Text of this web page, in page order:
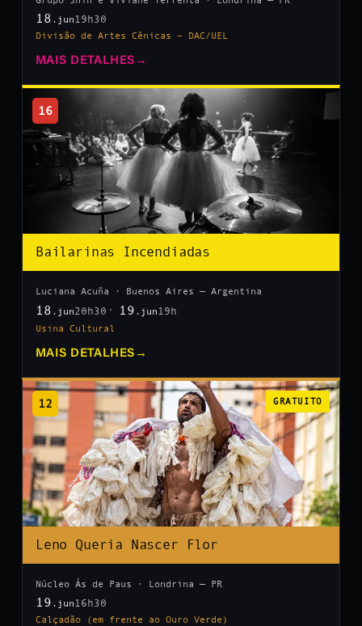
18 .jun 19h30
Divisão de Artes Cênicas – DAC/UEL
MAIS DETALHES →
16
Bailarinas Incendiadas
Luciana Acuña · Buenos Aires — Argentina
18 .jun20h30 19 .jun 19h
Usina Cultural
MAIS DETALHES →
12 GRATUITO
Leno Queria Nascer Flor
Núcleo Ás de Paus · Londrina — PR
19 .jun 16h30
Calçadão (em frente ao Ouro Verde)